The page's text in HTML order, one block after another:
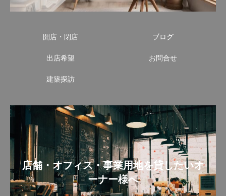
開店・閉店
出店希望
建築探訪
ブログ
お問合せ
店舗・オフィス・事業用地を貸したいオ
ーナー様へ